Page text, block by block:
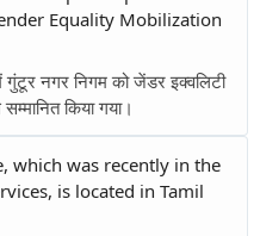
Equality Mobilization
गुंटूर नगर निगम को जेंडर इक्वलिटी
किया गया।
which was recently in the
is located in Tamil